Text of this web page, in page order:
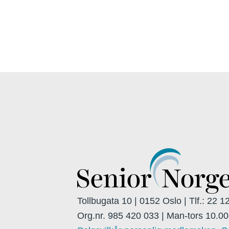
Tollbugata 10 | 0152 Oslo | Tlf.: 22
Org.nr. 985 420 033 | Man-tors